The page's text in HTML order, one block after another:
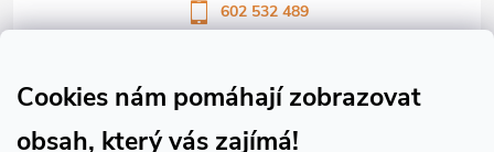
Cookies nám pomáhají zobrazovat
obsah, který vás zajímá!
602 532 489
Sledujte náš vlog CHN_CZ